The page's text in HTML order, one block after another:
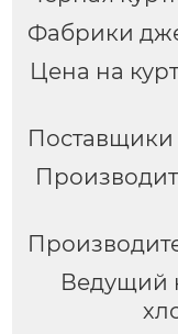
Фабрики
Цена на
Поставщики
Ведущий